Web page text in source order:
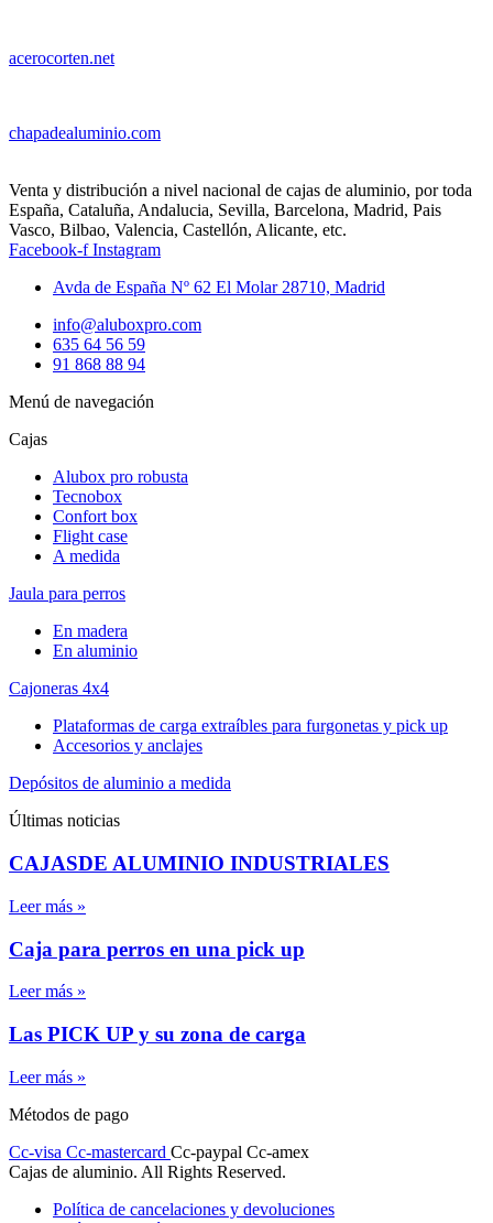
acerocorten.net
chapadealuminio.com
Venta y distribución a nivel nacional de cajas de aluminio, por toda
España, Cataluña, Andalucia, Sevilla, Barcelona, Madrid, Pais
Vasco, Bilbao, Valencia, Castellón, Alicante, etc.
Facebook-f Instagram
Avda de España Nº 62 El Molar 28710, Madrid
info@aluboxpro.com
635 64 56 59
91 868 88 94
Menú de navegación
Cajas
Alubox pro robusta
Tecnobox
Confort box
Flight case
A medida
Jaula para perros
En madera
En aluminio
Cajoneras 4x4
Plataformas de carga extraíbles para furgonetas y pick up
Accesorios y anclajes
Depósitos de aluminio a medida
Últimas noticias
CAJASDE ALUMINIO INDUSTRIALES
Leer más »
Caja para perros en una pick up
Leer más »
Las PICK UP y su zona de carga
Leer más »
Métodos de pago
Cc-visa Cc-mastercard Cc-paypal Cc-amex
Cajas de aluminio. All Rights Reserved.
Política de cancelaciones y devoluciones